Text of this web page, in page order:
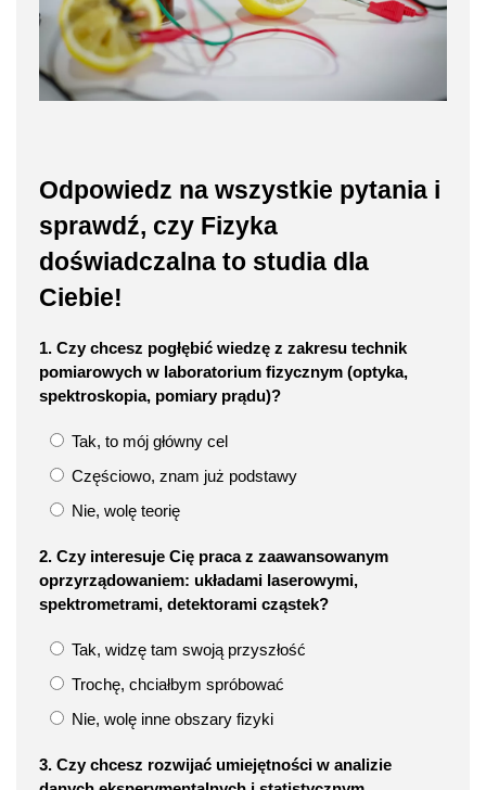
Odpowiedz na wszystkie pytania i
sprawdź, czy Fizyka
doświadczalna to studia dla
Ciebie!
1. Czy chcesz pogłębić wiedzę z zakresu technik
pomiarowych w laboratorium fizycznym (optyka,
spektroskopia, pomiary prądu)?
Tak, to mój główny cel
Częściowo, znam już podstawy
Nie, wolę teorię
2. Czy interesuje Cię praca z zaawansowanym
oprzyrządowaniem: układami laserowymi,
spektrometrami, detektorami cząstek?
Tak, widzę tam swoją przyszłość
Trochę, chciałbym spróbować
Nie, wolę inne obszary fizyki
3. Czy chcesz rozwijać umiejętności w analizie